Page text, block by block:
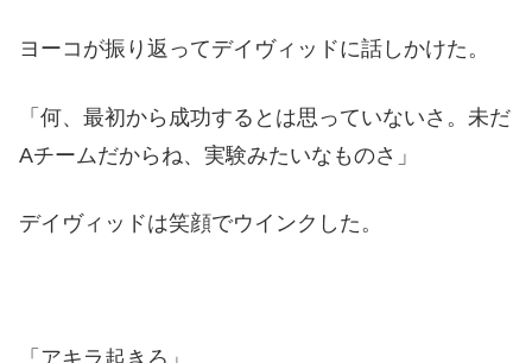
ヨーコが振り返ってデイヴィッドに話しかけた。
「何、最初から成功するとは思っていないさ。未だ
Aチームだからね、実験みたいなものさ」
デイヴィッドは笑顔でウインクした。